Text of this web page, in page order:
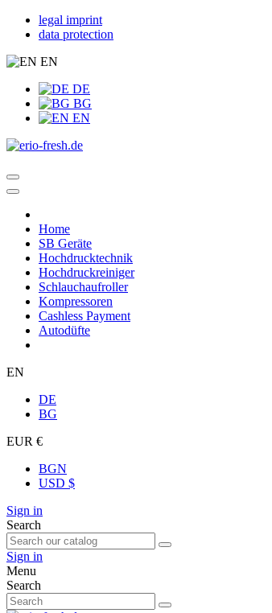
legal imprint
data protection
EN
DE
BG
EN
Home
SB Geräte
Hochdrucktechnik
Hochdruckreiniger
Schlauchaufroller
Kompressoren
Cashless Payment
Autodüfte
EN
DE
BG
EUR €
BGN
USD $
Sign in
Search
Sign in
Menu
Search